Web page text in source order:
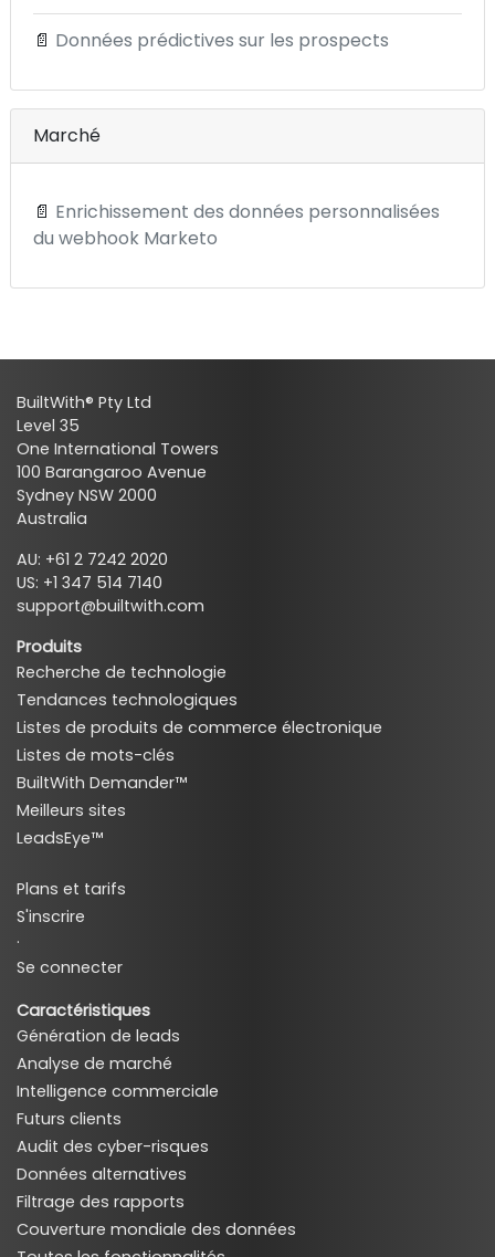
📄 Données prédictives sur les prospects
Marché
📄 Enrichissement des données personnalisées
du webhook Marketo
BuiltWith® Pty Ltd
Level 35
One International Towers
100 Barangaroo Avenue
Sydney NSW 2000
Australia
AU: +61 2 7242 2020
US: +1 347 514 7140
support@builtwith.com
Produits
Recherche de technologie
Tendances technologiques
Listes de produits de commerce électronique
Listes de mots-clés
BuiltWith Demander™
Meilleurs sites
LeadsEye™
Plans et tarifs
S'inscrire
·
Se connecter
Caractéristiques
Génération de leads
Analyse de marché
Intelligence commerciale
Futurs clients
Audit des cyber-risques
Données alternatives
Filtrage des rapports
Couverture mondiale des données